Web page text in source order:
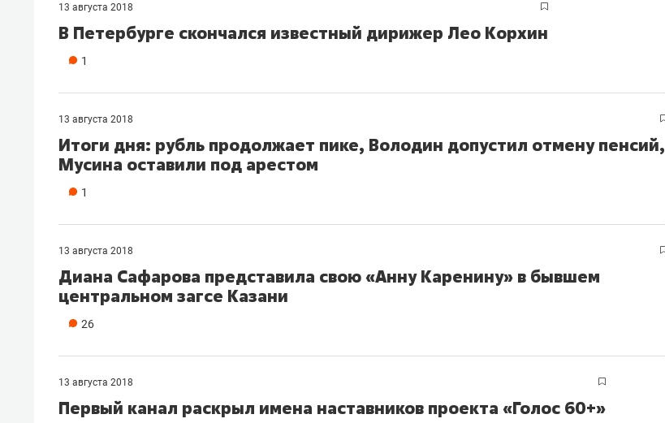
13 августа 2018
В Петербурге скончался известный дирижер Лео Корхин
1
13 августа 2018
Итоги дня: рубль продолжает пике, Володин допустил отмену пенсий,
Мусина оставили под арестом
1
13 августа 2018
Диана Сафарова представила свою «Анну Каренину» в бывшем
центральном загсе Казани
26
13 августа 2018
Первый канал раскрыл имена наставников проекта «Голос 60+»